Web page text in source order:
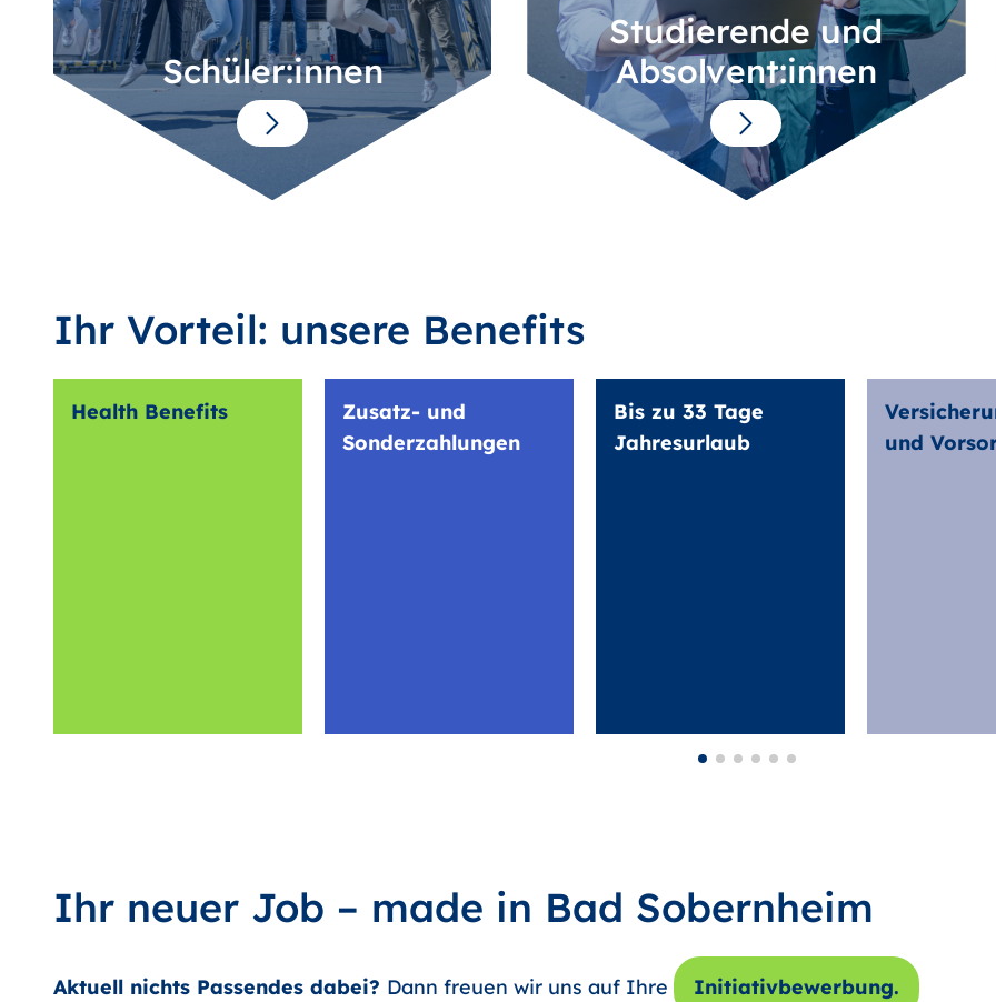
Schüler:innen
Studierende und
Absolvent:innen
Ihr Vorteil: unsere Benefits
Health Benefits
Zusatz- und
Sonderzahlungen
Bis zu 33 Tage
Jahresurlaub
und
Ihr neuer Job – made in Bad Sobernheim
Aktuell nichts Passendes dabei? Dann freuen wir uns auf Ihre Initiativbewerbung.